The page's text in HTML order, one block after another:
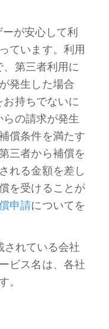
が安心して利
ています。利用
第三者利用に
発生した場合
持ちでないに
らの請求が発生
償条件を満たす
三者から補償を
れる金額を差し
を受けることが
申請についてを
されている会社
ビス名は、各社
。